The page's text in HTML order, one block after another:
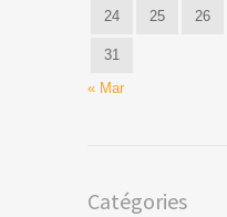
24 25 26
31
« Mar
Catégories